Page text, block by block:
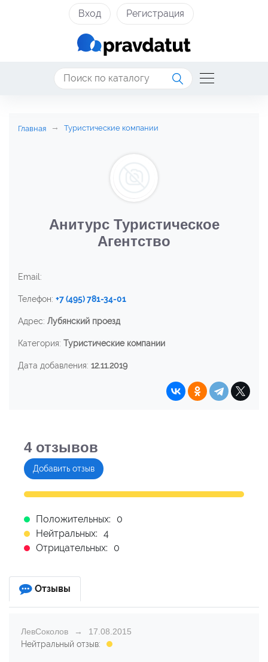
Вход Регистрация
Главная Туристические компании
Анитурс Туристическое
Агентство
Email:
Телефон: +7 (495) 781-34-01
Адрес: Лубянский проезд
Категория: Туристические компании
Дата добавления: 12.11.2019
4отзывов
Добавить отзыв
Положительных:
0
Нейтральных: 4
Отрицательных:
0
Отзывы
ЛевСоколов
17.08.2015
Нейтральный отзыв: